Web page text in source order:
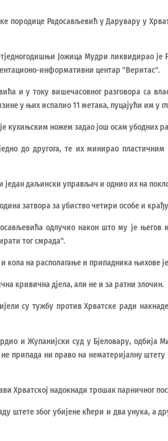
породице Радосављевић у Дарувару у
Јожица Мудри ликвидирао
информативни центар "Веритас".
и у току вишечасовног разговора са
у њих испалио 11 метака, пуцајући им у
кухињским ножем задао још осам убодних
до другога, те их минирао
даљински управљач и однио их на
затвора за убиство четири особе и
одлучио након што му је
тог смрада".
кола на располагање и припадника њихове
кривична дјела, али не и за ратни злочин.
су тужбу против Хрватске ради
и Жупанијски суд у Бјеловару, одбија
припада ни право на нематеријалну
Хрватској надокнади трошак парничног
штете због убијене кћери и два унука, а